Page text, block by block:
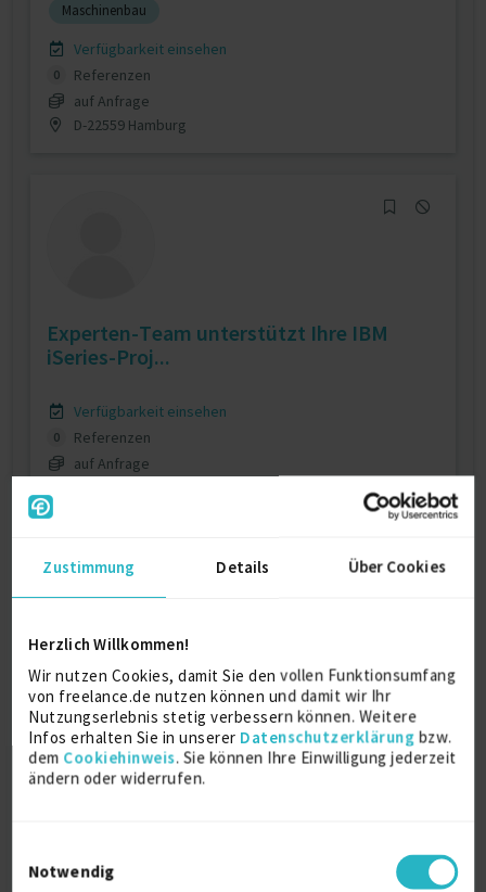
Zustimmung Details Über Cookies
Herzlich Willkommen!
Wir nutzen Cookies, damit Sie den vollen Funktionsumfang
von freelance.de nutzen können und damit wir Ihr
Nutzungserlebnis stetig verbessern können. Weitere
Infos erhalten Sie in unserer Datenschutzerklärung bzw.
dem Cookiehinweis. Sie können Ihre Einwilligung jederzeit
ändern oder widerrufen.
Notwendig
Maschinenbau
Verfügbarkeit einsehen
0
Referenzen
auf Anfrage
D-22559 Hamburg
Experten-Team unterstützt Ihre IBM
iSeries-Proj...
Verfügbarkeit einsehen
0
Referenzen
auf Anfrage
Controller, Berater, Projektmanager,
Produktman...
Business Analysis Controlling
0
Referenzen